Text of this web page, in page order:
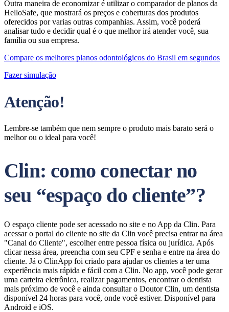
Outra maneira de economizar é utilizar o comparador de planos da
HelloSafe, que mostrará os preços e coberturas dos produtos
oferecidos por varias outras companhias. Assim, você poderá
analisar tudo e decidir qual é o que melhor irá atender você, sua
família ou sua empresa.
Compare os melhores planos odontológicos do Brasil em segundos
Fazer simulação
Atenção!
Lembre-se também que nem sempre o produto mais barato será o
melhor ou o ideal para você!
Clin: como conectar no
seu “espaço do cliente”?
O espaço cliente pode ser acessado no site e no App da Clin. Para
acessar o portal do cliente no site da Clin você precisa entrar na área
"Canal do Cliente", escolher entre pessoa física ou jurídica. Após
clicar nessa área, preencha com seu CPF e senha e entre na área do
cliente. Já o ClinApp foi criado para ajudar os clientes a ter uma
experiência mais rápida e fácil com a Clin. No app, você pode gerar
uma carteira eletrônica, realizar pagamentos, encontrar o dentista
mais próximo de você e ainda consultar o Doutor Clin, um dentista
disponível 24 horas para você, onde você estiver. Disponível para
Android e iOS.